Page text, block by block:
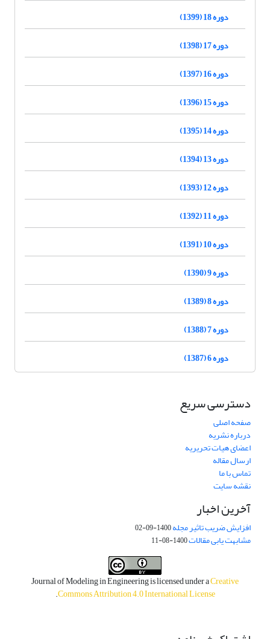
دوره 18 (1399)
دوره 17 (1398)
دوره 16 (1397)
دوره 15 (1396)
دوره 14 (1395)
دوره 13 (1394)
دوره 12 (1393)
دوره 11 (1392)
دوره 10 (1391)
دوره 9 (1390)
دوره 8 (1389)
دوره 7 (1388)
دوره 6 (1387)
دسترسی سریع
صفحه اصلی
درباره نشریه
اعضای هیات تحریریه
ارسال مقاله
تماس با ما
نقشه سایت
آخرین اخبار
افزایش ضریب تاثیر مجله1400-09-02
مشابهت یابی مقالات1400-08-11
Journal of Modeling in Engineering is licensed under aCreative
Commons Attribution 4.0 International License
.